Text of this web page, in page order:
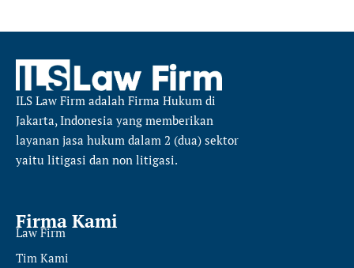
ILS Law Firm adalah Firma Hukum di
Jakarta, Indonesia yang memberikan
layanan jasa hukum dalam 2 (dua) sektor
yaitu litigasi dan non litigasi.
Firma Kami
Law Firm
Tim Kami